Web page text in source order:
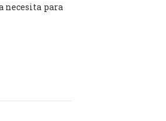
necesita para